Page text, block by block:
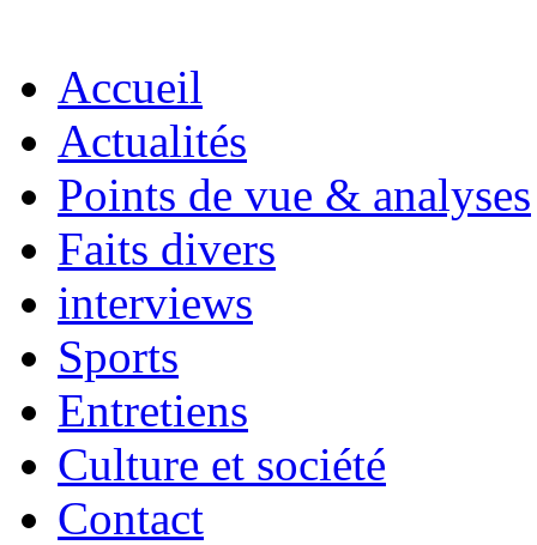
Accueil
Actualités
Points de vue & analyses
Faits divers
interviews
Sports
Entretiens
Culture et société
Contact